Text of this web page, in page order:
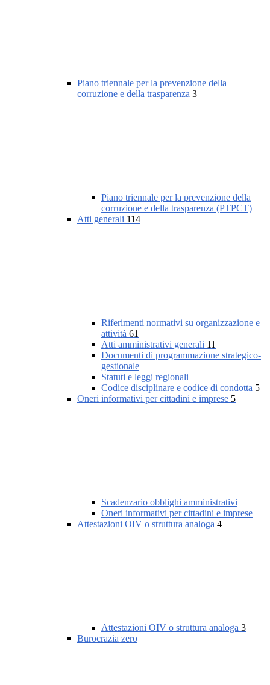
Piano triennale per la prevenzione della
corruzione e della trasparenza 3
Piano triennale per la prevenzione della
corruzione e della trasparenza (PTPCT)
Atti generali 114
Riferimenti normativi su organizzazione e
attività 61
Atti amministrativi generali 11
Documenti di programmazione strategico-
gestionale
Statuti e leggi regionali
Codice disciplinare e codice di condotta 5
Oneri informativi per cittadini e imprese 5
Scadenzario obblighi amministrativi
Oneri informativi per cittadini e imprese
Attestazioni OIV o struttura analoga 4
Attestazioni OIV o struttura analoga 3
Burocrazia zero